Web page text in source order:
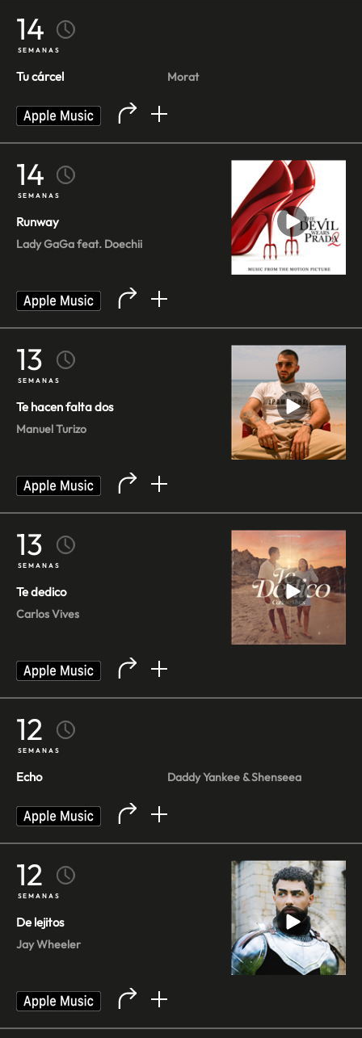
14
SEMANAS
Tu cárcel Morat
14
SEMANAS
Runway
Lady GaGa feat. Doechii
13
SEMANAS
Te hacen falta dos
Manuel Turizo
13
SEMANAS
Te dedico
Carlos Vives
12
SEMANAS
Echo Daddy Yankee & Shenseea
12
SEMANAS
De lejitos
Jay Wheeler